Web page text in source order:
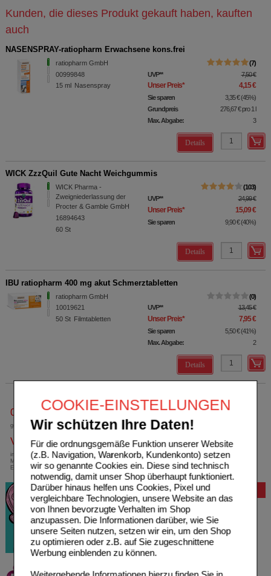
COOKIE-EINSTELLUNGEN
Wir schützen Ihre Daten!
Für die ordnungsgemäße Funktion unserer Website
(z.B. Navigation, Warenkorb, Kundenkonto) setzen
wir so genannte Cookies ein. Diese sind technisch
notwendig, damit unser Shop überhaupt funktioniert.
Darüber hinaus helfen uns Cookies, Pixel und
vergleichbare Technologien, unsere Website an das
von Ihnen bevorzugte Verhalten im Shop
anzupassen. Die Informationen darüber, wie Sie
unsere Seiten nutzen, setzen wir ein, um den Shop
zu optimieren oder z.B. auf Sie zugeschnittene
Werbung einblenden zu können.
Kunden, die dieses Produkt gekauft haben, kauften
auch
NASENSPRAY-ratiopharm Erwachsene kons.frei
ratiopharm GmbH
00999848
15 ml Nasenspray
7
UVP** 7,50 €
Unser Preis* 4,15 €
Sie sparen 3,35 € (45%)
Grundpreis
276,67 €pro 1 l
Max. Abgabe:
3
Details
WICK ZzzQuil Gute Nacht Weichgummis
WICK Pharma -
Zweigniederlassung der
Procter & Gamble GmbH
16894643
60 St
103
UVP** 24,99 €
Unser Preis* 15,09 €
Sie sparen 9,90 € (40%)
Details
IBU ratiopharm 400 mg akut Schmerztabletten
ratiopharm GmbH
10019621
50 St Filmtabletten
0
UVP** 13,45 €
Unser Preis* 7,95 €
Sie sparen 5,50 € (41%)
Max. Abgabe:
2
Details
0800-10 11 422
gebührenfreie Rufnummer
Versandkostenfrei
innerhalb Deutschlands bei einem
Mindestbestellwert von 13,99 Euro oder bei
Einsendung eines Kassenrezeptes
Bewertung